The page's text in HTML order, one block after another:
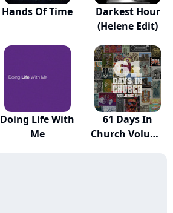
Hands Of Time
Darkest Hour
(Helene Edit)
Doing Life With
Me
61 Days In
Church Volume